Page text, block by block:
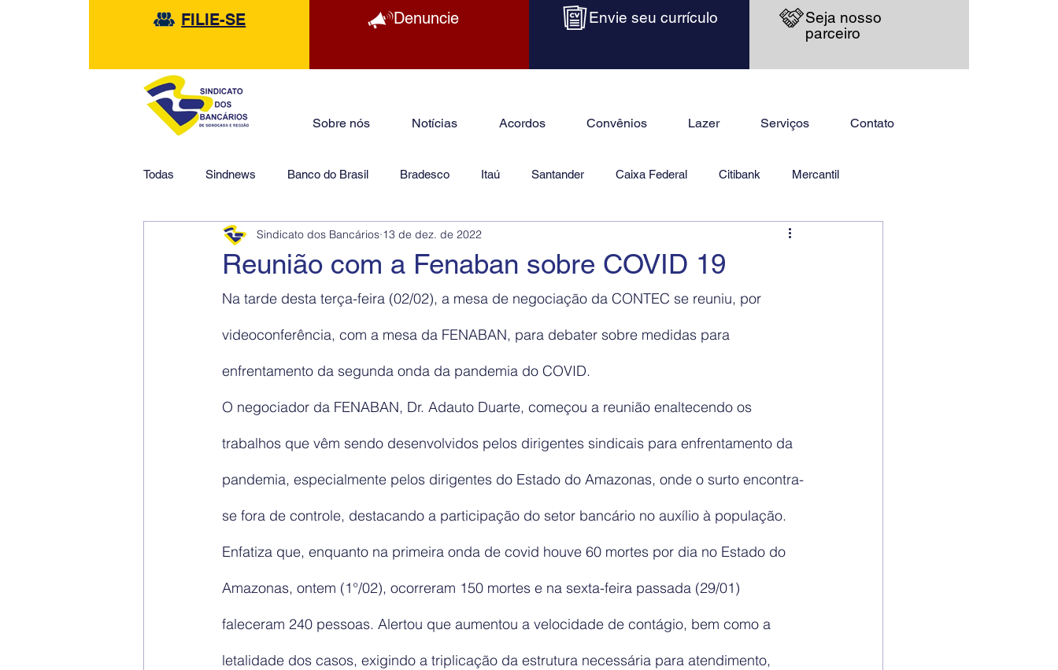
FILIE-SE Denuncie Envie seu currículo
Seja nosso
parceiro
Sobre nós Notícias Acordos Convênios Lazer Serviços Contato
Todas Sindnews Banco do Brasil Bradesco Itaú Santander Caixa Federal Citibank Mercantil
HSBC Financeiras Jurídico
Reunião com a Fenaban sobre COVID 19
Sindicato dos Bancários 13 de dez. de 2022
Na tarde desta terça-feira (02/02), a mesa de negociação da CONTEC se reuniu, por
videoconferência, com a mesa da FENABAN, para debater sobre medidas para
enfrentamento da segunda onda da pandemia do COVID.
O negociador da FENABAN, Dr. Adauto Duarte, começou a reunião enaltecendo os
trabalhos que vêm sendo desenvolvidos pelos dirigentes sindicais para enfrentamento da
pandemia, especialmente pelos dirigentes do Estado do Amazonas, onde o surto encontra-
se fora de controle, destacando a participação do setor bancário no auxílio à população.
Enfatiza que, enquanto na primeira onda de covid houve 60 mortes por dia no Estado do
Amazonas, ontem (1°/02), ocorreram 150 mortes e na sexta-feira passada (29/01)
faleceram 240 pessoas. Alertou que aumentou a velocidade de contágio, bem como a
letalidade dos casos, exigindo a triplicação da estrutura necessária para atendimento,